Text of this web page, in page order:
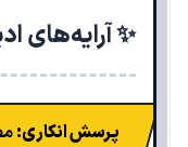
✨ آرایه‌های
پرسش انکاری: